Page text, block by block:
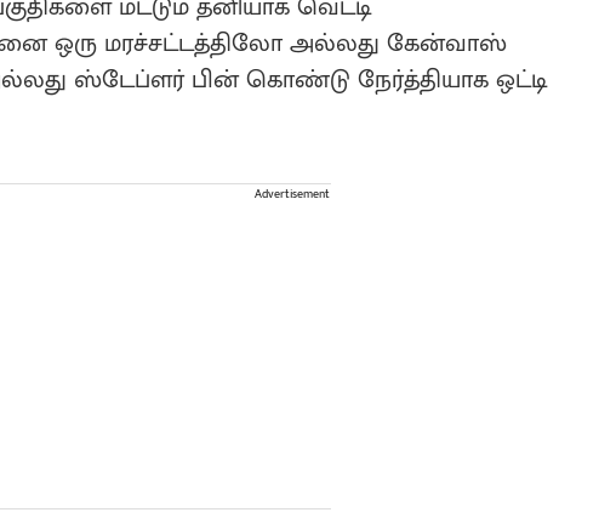
ஒரு மரச்சட்டத்திலோ அல்லது கேன்வாஸ்
ஸ்டேப்ளர் பின் கொண்டு நேர்த்தியாக ஒட்டி
Advertisement